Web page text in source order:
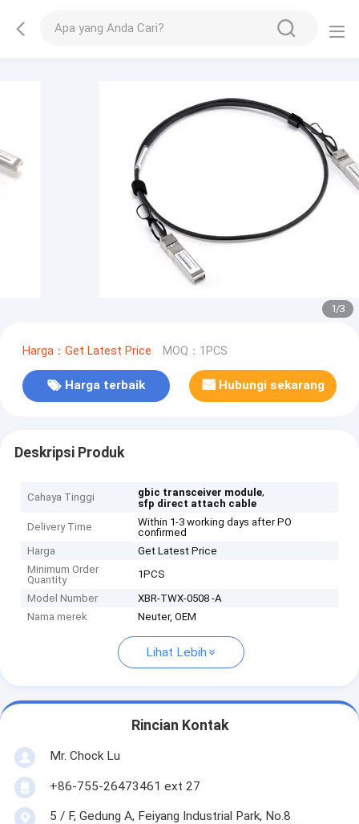
1/3
Harga：Get Latest Price MOQ：1PCS
Harga terbaik Hubungi sekarang
Deskripsi Produk
Cahaya Tinggi gbic transceiver module,
sfp direct attach cable
Delivery Time
Within 1-3 working days after PO
confirmed
Harga
Get Latest Price
Minimum Order
Quantity
1PCS
Model Number
XBR-TWX-0508 -A
Nama merek
Neuter, OEM
Lihat Lebih
Rincian Kontak
Mr. Chock Lu
+86-755-26473461 ext 27
5 / F, Gedung A, Feiyang Industrial Park, No.8